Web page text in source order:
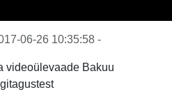
06-26 10:35:58 -
videoülevaade Bakuu